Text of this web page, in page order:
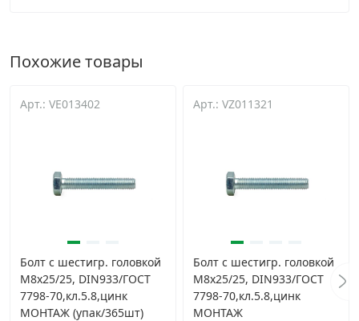
Похожие товары
Арт.: VE013402
Болт с шестигр. головкой
М8х25/25, DIN933/ГОСТ
7798-70,кл.5.8,цинк
МОНТАЖ (упак/365шт)
Арт.: VZ011321
Болт с шестигр. головкой
М8х25/25, DIN933/ГОСТ
7798-70,кл.5.8,цинк
МОНТАЖ